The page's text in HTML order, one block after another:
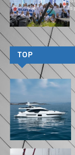
jachtingu
„W tym roku
jednocześnie
Düsseldorfie
boot stał się
barometrem
Państwem,
styczeń w
światowego
Petros